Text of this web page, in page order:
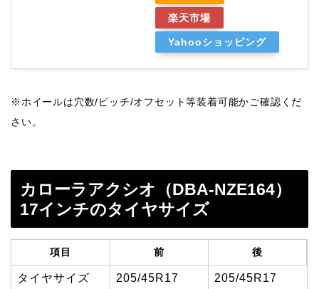
楽天市場
Yahooショッピング
※ホイールは穴数/ピッチ/オフセット等装着可能かご確認くだ
さい。
カローラアクシオ（DBA-NZE164）
17インチのタイヤサイズ
項目 前 後
タイヤサイズ 205/45R17 205/45R17